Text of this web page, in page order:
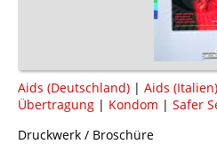
Aids (Deutschland) | Aids (Italien)
Übertragung | Kondom | Safer
Druckwerk / Broschüre